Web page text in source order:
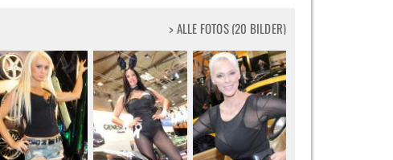
> ALLE FOTOS (20 BILDER)